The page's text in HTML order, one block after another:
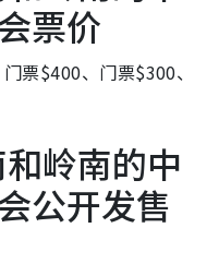
票价
票$400、门票$300、
和岭南的中
公开发售